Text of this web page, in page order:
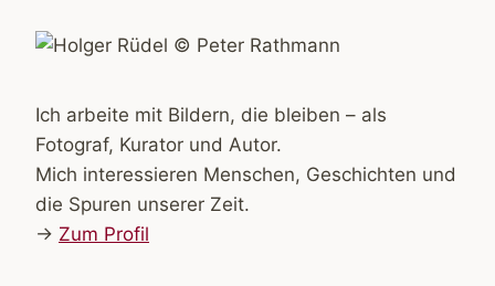
Ich arbeite mit Bildern, die bleiben – als
Fotograf, Kurator und Autor.
Mich interessieren Menschen, Geschichten und
die Spuren unserer Zeit.
→ Zum Profil